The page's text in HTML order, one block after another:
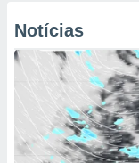
Notícias